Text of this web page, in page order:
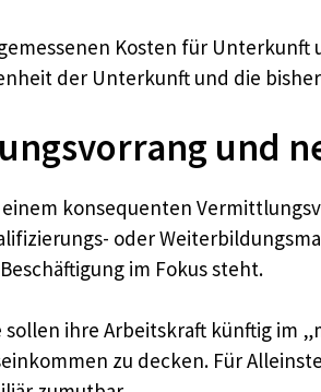
Kosten für
der Unterkunft und die
und
konsequenten
oder
im Fokus steht.
ihre Arbeitskraft künftig im
zu decken. Für